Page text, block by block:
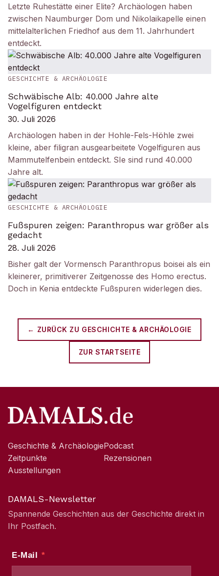
Letzte Ruhestätte einer Elite? Archäologen haben
zwischen Naumburger Dom und Nikolaikapelle einen
mittelalterlichen Friedhof aus dem 11. Jahrhundert
entdeckt.
GESCHICHTE & ARCHÄOLOGIE
Schwäbische Alb: 40.000 Jahre alte
Vogelfiguren entdeckt
30. Juli 2026
Archäologen haben in der Hohle-Fels-Höhle zwei
kleine, aber filigran ausgearbeitete Vogelfiguren aus
Mammutelfenbein entdeckt. SIe sind rund 40.000
Jahre alt.
GESCHICHTE & ARCHÄOLOGIE
Fußspuren zeigen: Paranthropus war größer als
gedacht
28. Juli 2026
Bisher galt der Vormensch Paranthropus boisei als ein
kleinerer, primitiverer Zeitgenosse des Homo erectus.
Doch in Kenia entdeckte Fußspuren widerlegen dies.
← ZURÜCK ZU GESCHICHTE & ARCHÄOLOGIE
ZUR STARTSEITE
Geschichte & Archäologie
Zeitpunkte
Ausstellungen
Podcast
Rezensionen
DAMALS-Newsletter
Spannende Geschichten aus der Geschichte direkt in
Ihr Postfach.